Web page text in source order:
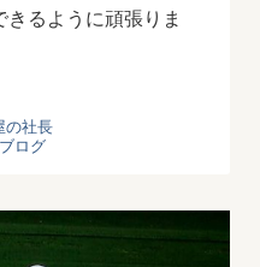
るように頑張りま
の社長
ログ